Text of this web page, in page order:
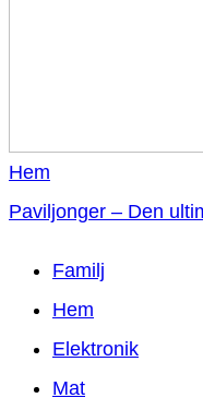
Hem
Paviljonger – Den
Familj
Hem
Elektronik
Mat